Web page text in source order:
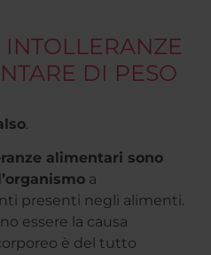
DI PESO
.
alimentari sono
a
presenti negli alimenti.
essere la causa
è del tutto